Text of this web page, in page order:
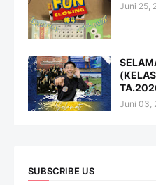
Juni 25,
Juni 03,
SUBSCRIBE US